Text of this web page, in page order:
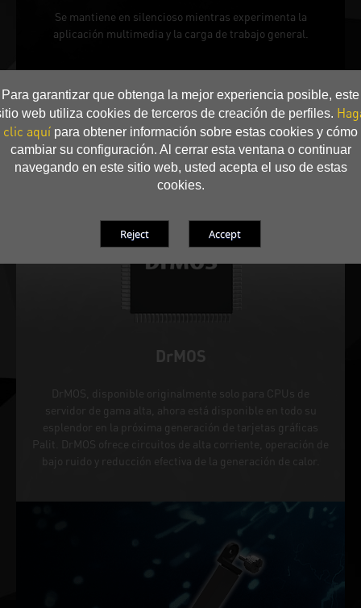
Para garantizar que obtenga la mejor experiencia posible, este
web utiliza cookies de terceros de creación de perfiles.
clic aquí para obtener información sobre estas cookies y cómo
cambiar su configuración. Al cerrar esta ventana o continuar
navegando en este sitio web, usted acepta el uso de estas
cookies.
Se mantiene en silencioso mientras experimenta la
aplicación multimedia y la carga de trabajo general.
DrMOS
DrMOS, disponible originalmente solo para CPUs de
servidor de gama alta, ahora está disponible en todo su
esplendor en la próxima generación de tarjetas gráficas
Palit. DrMOS ofrece circuitos de alta corriente, operación de
bajo ruido y reducción efectiva de la generación de calor.